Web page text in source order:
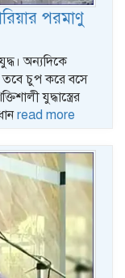
পরমাণু
অন্যদিকে
তবে চুপ করে বসে
যুদ্ধাস্ত্রের
read more